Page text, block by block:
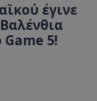
έγινε
5!